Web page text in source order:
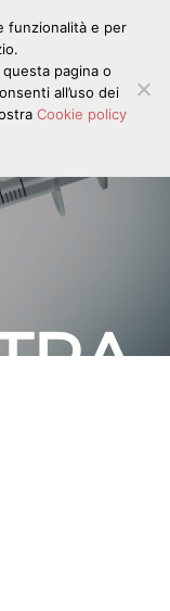
funzionalità e per
pagina o
all’uso dei
Cookie policy